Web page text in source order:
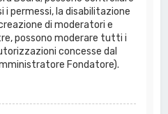
i permessi, la disabilitazione
di moderatori e
possono moderare tutti i
concesse dal
Fondatore).